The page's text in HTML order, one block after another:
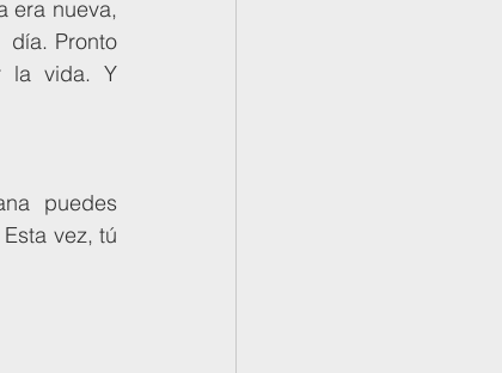
era nueva,
día. Pronto
la vida. Y
vez, tú